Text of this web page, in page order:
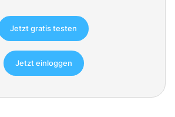
Jetzt gratis testen
Jetzt einloggen